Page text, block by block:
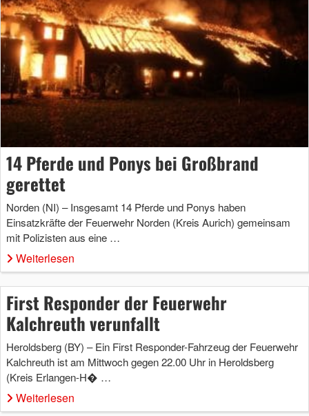
14 Pferde und Ponys bei Großbrand
gerettet
Norden (NI) – Insgesamt 14 Pferde und Ponys haben
Einsatzkräfte der Feuerwehr Norden (Kreis Aurich) gemeinsam
mit Polizisten aus eine …
Weiterlesen
First Responder der Feuerwehr
Kalchreuth verunfallt
Heroldsberg (BY) – Ein First Responder-Fahrzeug der Feuerwehr
Kalchreuth ist am Mittwoch gegen 22.00 Uhr in Heroldsberg
(Kreis Erlangen-H� …
Weiterlesen